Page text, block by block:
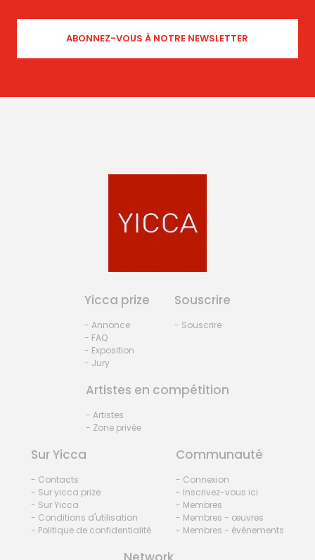
Yicca prize
- Annonce
- FAQ
- Exposition
- Jury
Souscrire
- Souscrire
Artistes en compétition
- Artistes
- Zone privée
Sur Yicca
- Contacts
- Sur yicca prize
- Sur Yicca
- Conditions d'utilisation
- Politique de confidentialité
Communauté
- Connexion
- Inscrivez-vous ici
- Membres
- Membres - œuvres
- Membres - événements